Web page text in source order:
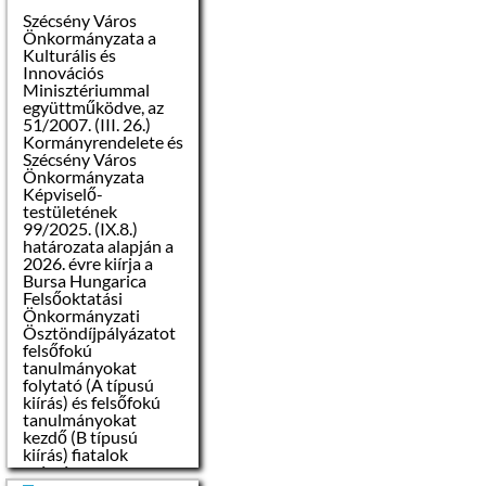
Szécsény Város
Önkormányzata a
Kulturális és
Innovációs
Minisztériummal
együttműködve, az
51/2007. (III. 26.)
Kormányrendelete és
Szécsény Város
Önkormányzata
Képviselő-
testületének
99/2025. (IX.8.)
határozata alapján a
2026. évre kiírja a
Bursa Hungarica
Felsőoktatási
Önkormányzati
Ösztöndíjpályázatot
felsőfokú
tanulmányokat
folytató (A típusú
kiírás) és felsőfokú
tanulmányokat
kezdő (B típusú
kiírás) fiatalok
számára.